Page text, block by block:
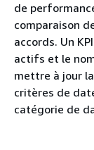
de
comparaison
accords. Un
actifs et le
mettre à jour
critères de
catégorie de